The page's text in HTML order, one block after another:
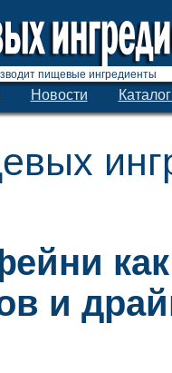
пищевые ингредиенты
Новости
и